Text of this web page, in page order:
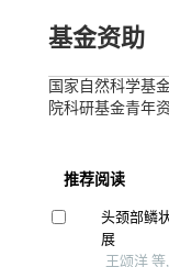
基金资助
国家自然科学基
院科研基金青年